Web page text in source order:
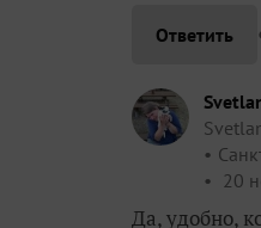
Ответить
20
Да, удобно,